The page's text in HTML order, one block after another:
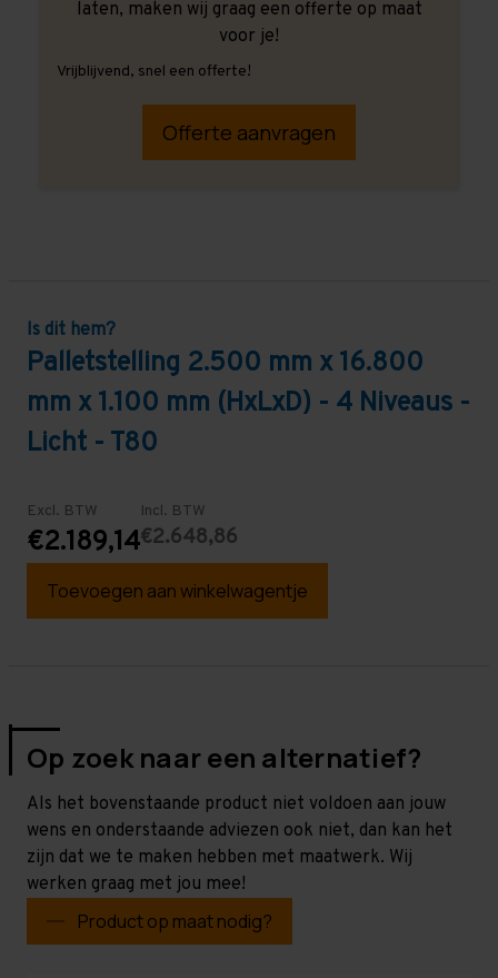
laten, maken wij graag een offerte op maat
voor je!
Vrijblijvend, snel een offerte!
Offerte aanvragen
Is dit hem?
Palletstelling 2.500 mm x 16.800
mm x 1.100 mm (HxLxD) - 4 Niveaus -
Licht - T80
Excl. BTW
€2.189,14
Incl. BTW
€2.648,86
Toevoegen aan winkelwagentje
Op zoek naar een alternatief?
Als het bovenstaande product niet voldoen aan jouw
wens en onderstaande adviezen ook niet, dan kan het
zijn dat we te maken hebben met maatwerk. Wij
werken graag met jou mee!
Product op maat nodig?